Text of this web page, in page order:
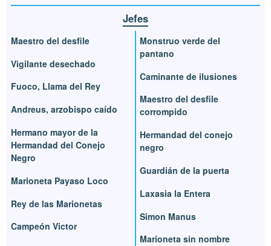
Jefes
Maestro del desfile
Vigilante desechado
Fuoco, Llama del Rey
Andreus, arzobispo caído
Hermano mayor de la
Hermandad del Conejo
Negro
Marioneta Payaso Loco
Rey de las Marionetas
Campeón Victor
Monstruo verde del
pantano
Caminante de ilusiones
Maestro del desfile
corrompido
Hermandad del conejo
negro
Guardián de la puerta
Laxasia la Entera
Simon Manus
Marioneta sin nombre